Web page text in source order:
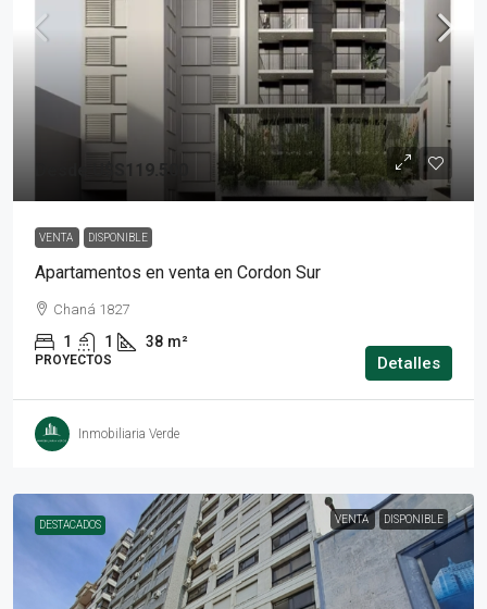
U$S119.500
VENTA DISPONIBLE
Apartamentos en venta en Cordon Sur
Chaná 1827
1 1 38 m²
PROYECTOS Detalles
Inmobiliaria Verde
DESTACADOS VENTA DISPONIBLE